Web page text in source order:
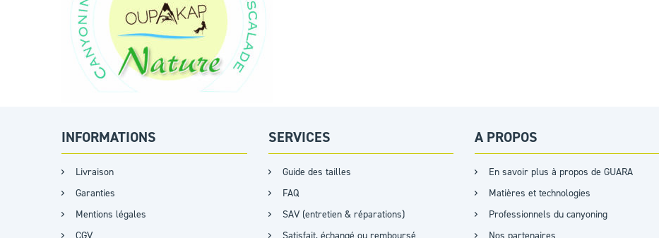
INFORMATIONS
Livraison
Garanties
Mentions légales
SERVICES
Guide des tailles
FAQ
SAV (entretien & réparations)
A PROPOS
En savoir plus à propos de GUARA
Matières et technologies
Professionnels du canyoning